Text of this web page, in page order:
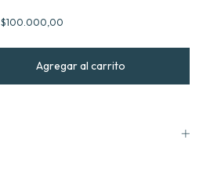
$100.000,00